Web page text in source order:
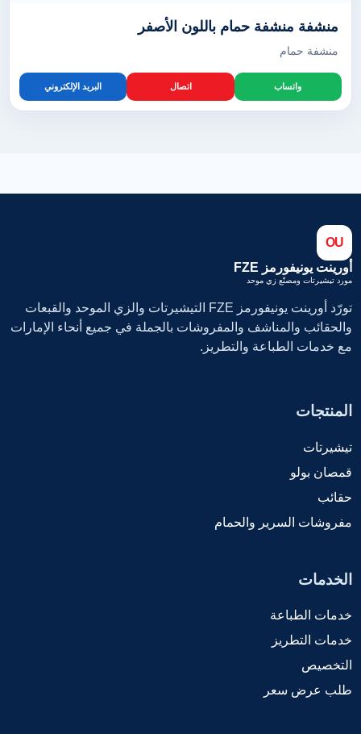
منشفة منشفة حمام باللون الأصفر
منشفة حمام
واتساب اتصال البريد الإلكتروني
OU
أورينت يونيفورمز FZE
مورد تيشيرتات ومصنّع زي موحد
تورّد أورينت يونيفورمز FZE التيشيرتات والزي الموحد والقبعات
والحقائب والمناشف والمفروشات بالجملة في جميع أنحاء الإمارات
مع خدمات الطباعة والتطريز.
المنتجات
تيشيرتات
قمصان بولو
حقائب
مفروشات السرير والحمام
الخدمات
خدمات الطباعة
خدمات التطريز
التخصيص
طلب عرض سعر